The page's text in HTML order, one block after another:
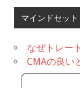
マインドセット
なぜトレー
CMAの良い